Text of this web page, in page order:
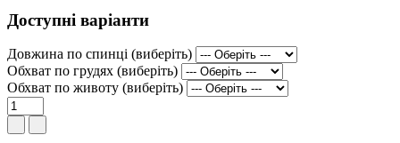
Доступні варіанти
Довжина по спинці (виберіть)
Обхват по грудях (виберіть)
Обхват по животу (виберіть)